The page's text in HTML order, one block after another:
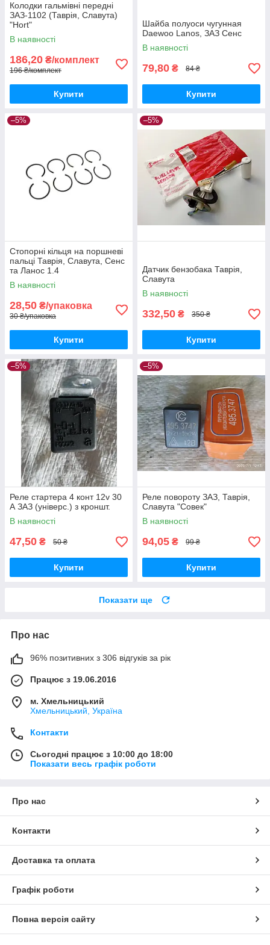
Колодки гальмівні передні
ЗАЗ-1102 (Таврія, Славута)
"Hort"
В наявності
186,20 ₴/комплект
196 ₴/комплект
Купити
Шайба полуоси чугунная
Daewoo Lanos, ЗАЗ Сенс
В наявності
79,80 ₴ 84 ₴
Купити
–5%
Стопорні кільця на поршневі
пальці Таврія, Славута, Сенс
та Ланос 1.4
В наявності
28,50 ₴/упаковка
30 ₴/упаковка
Купити
–5%
Датчик бензобака Таврія,
Славута
В наявності
332,50 ₴ 350 ₴
Купити
–5%
Реле стартера 4 конт 12v 30
А ЗАЗ (універс.) з кроншт.
В наявності
47,50 ₴ 50 ₴
Купити
–5%
Реле повороту ЗАЗ, Таврія,
Славута "Совек"
В наявності
94,05 ₴ 99 ₴
Купити
Показати ще
Про нас
96% позитивних з 306 відгуків за рік
Працює з 19.06.2016
м. Хмельницький
Хмельницький, Україна
Контакти
Сьогодні працює з 10:00 до 18:00
Показати весь графік роботи
Про нас
Контакти
Доставка та оплата
Графік роботи
Повна версія сайту